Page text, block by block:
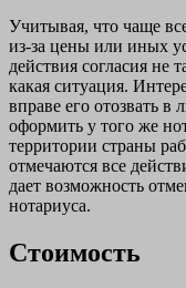
Учитывая, что чаще
из-за цены или иных
действия согласия не
какая ситуация.
вправе его отозвать
оформить у того же
территории страны
отмечаются все
дает возможность
нотариуса.
Стоимость